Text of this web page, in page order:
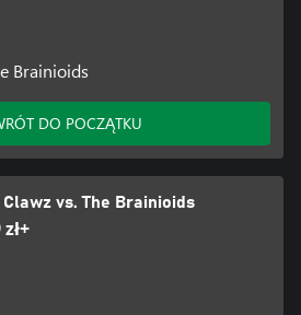
Brainioids
DO POCZĄTKU
Clawz vs. The Brainioids